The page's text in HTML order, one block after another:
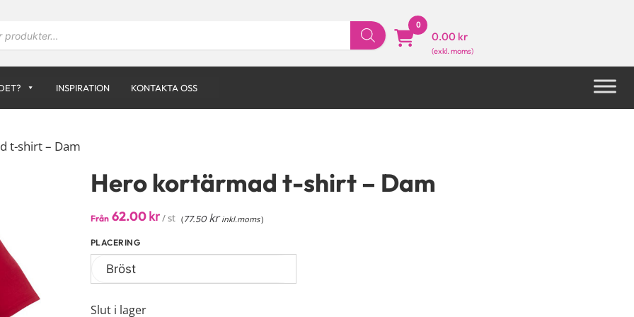
0
0.00 kr
INSPIRATION KONTAKTA OSS
t-shirt – Dam
Hero kortärmad t-shirt – Dam
Från 62.00kr/ st (77.50kr inkl.moms)
PLACERING
Slut i lager